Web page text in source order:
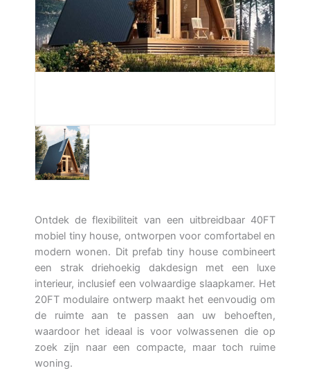
Ontdek de flexibiliteit van een uitbreidbaar 40FT
mobiel tiny house, ontworpen voor comfortabel en
modern wonen. Dit prefab tiny house combineert
een strak driehoekig dakdesign met een luxe
interieur, inclusief een volwaardige slaapkamer. Het
20FT modulaire ontwerp maakt het eenvoudig om
de ruimte aan te passen aan uw behoeften,
waardoor het ideaal is voor volwassenen die op
zoek zijn naar een compacte, maar toch ruime
woning.